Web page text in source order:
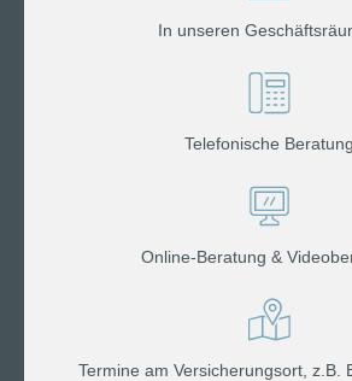
In unseren
Telefonische Beratung
Online-Beratung &
Termine am Versicherungsort, z.B.